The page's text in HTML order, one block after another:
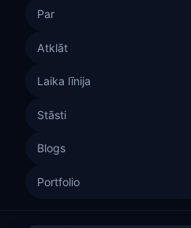
Par
Atklāt
Laika līnija
Stāsti
Blogs
Portfolio